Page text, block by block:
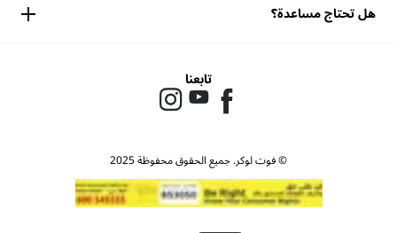
هل تحتاج مساعدة؟
تابعنا
© فوت لوكر. جميع الحقوق محفوظة 2025